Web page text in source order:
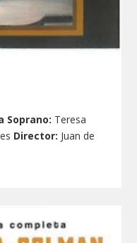
Soprano: Teresa
Director: Juan de